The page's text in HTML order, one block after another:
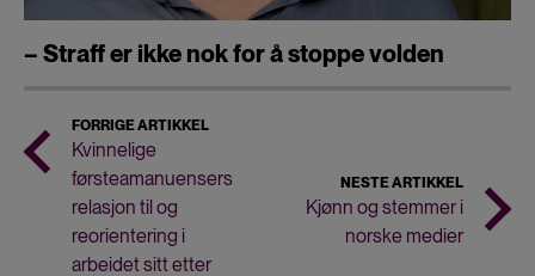
– Straff er ikke nok for å stoppe volden
FORRIGE ARTIKKEL
Kvinnelige
førsteamanuensers
relasjon til og
reorientering i
arbeidet sitt etter
NESTE ARTIKKEL
Kjønn og stemmer i
norske medier